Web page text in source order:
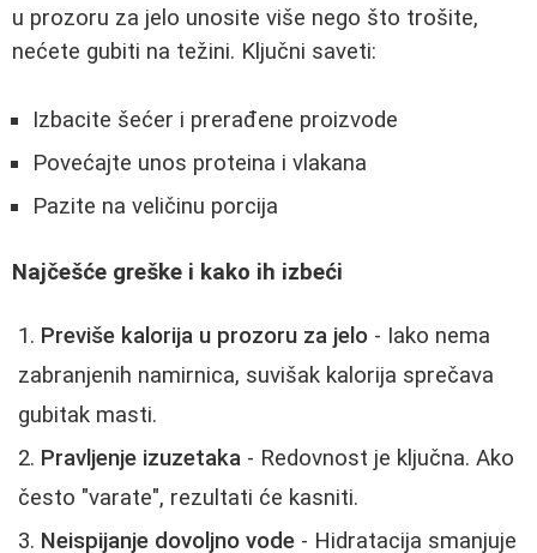
u prozoru za jelo unosite više nego što trošite,
nećete gubiti na težini. Ključni saveti:
Izbacite šećer i prerađene proizvode
Povećajte unos proteina i vlakana
Pazite na veličinu porcija
Najčešće greške i kako ih izbeći
Previše kalorija u prozoru za jelo - Iako nema
zabranjenih namirnica, suvišak kalorija sprečava
gubitak masti.
Pravljenje izuzetaka - Redovnost je ključna. Ako
često "varate", rezultati će kasniti.
Neispijanje dovoljno vode - Hidratacija smanjuje